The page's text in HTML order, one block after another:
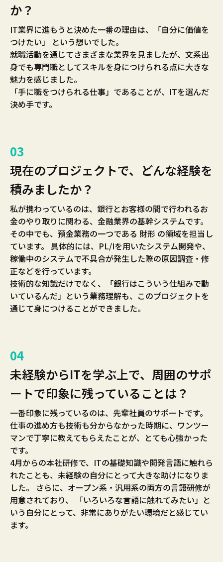
か？
IT業界に進もうと決めた一番の理由は、「自分に価値を
つけたい」 という想いでした。
就職活動を通じてさまざまな業界を見ましたが、文系出
身でも専門職としてスキルを身につけられる点に大きな
魅力を感じました。
「手に職をつけられる仕事」であることが、ITを選んだ
決め手です。
03
現在のプロジェクトで、どんな経験を
積みましたか？
私が携わっているのは、銀行とお客様の間で行われるお
金のやり取りに関わる、金融業界の基幹システムです。
その中でも、預金業務の一つである 財形 の領域を担当し
ています。 具体的には、PL/Iを用いたシステム開発や、
稼働中のシステムで不具合が発生した際の原因調査・修
正などを行っています。
技術的な知識だけでなく、「銀行はこういう仕組みで動
いているんだ」という業務理解も、このプロジェクトを
通じて身につけることができました。
04
未経験からITを学ぶ上で、周囲のサポ
ートで印象に残っていることは？
一番印象に残っているのは、先輩社員のサポートです。
仕事の進め方も技術も分からなかった時期に、ワンツー
マンで丁寧に教えてもらえたことが、とても心強かった
です。
4月からの本社研修で、ITの基礎知識や開発言語に触れら
れたことも、未経験の自分にとって大きな助けになりま
した。 さらに、オープン系・汎用系の両方の言語研修が
用意されており、 「いろいろな言語に触れてみたい」と
いう自分にとって、非常にありがたい環境だと感じてい
ます。